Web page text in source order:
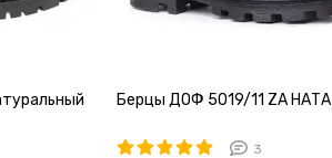
Берцы ДОФ 5019/11 ZA НАТА
3